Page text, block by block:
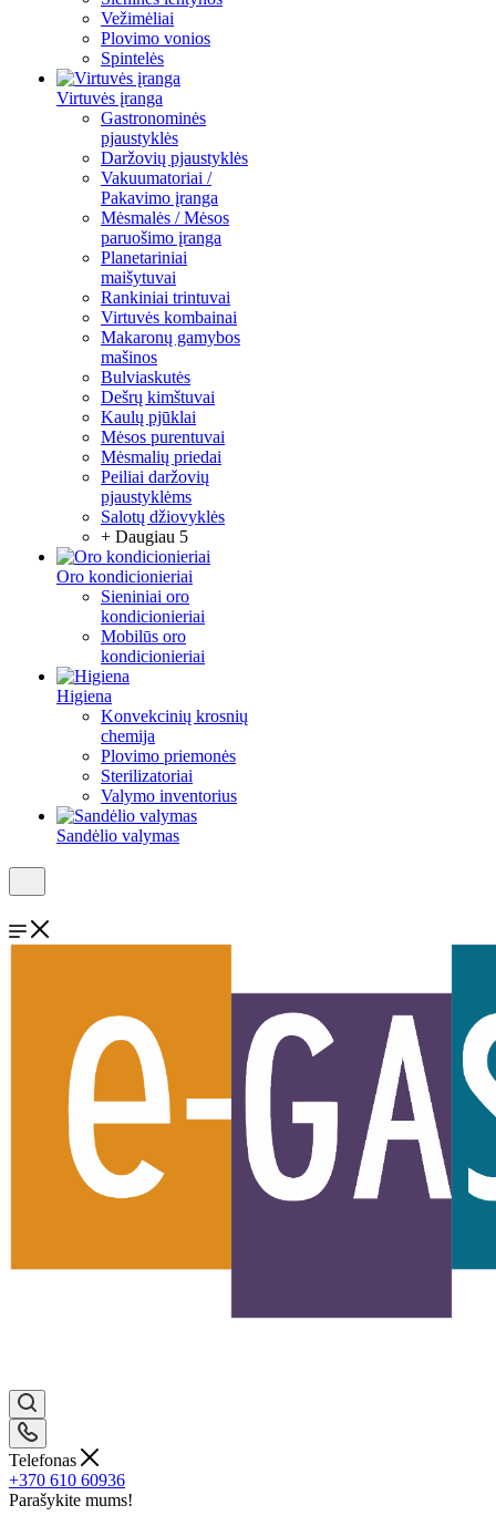
Vežimėliai
Plovimo vonios
Spintelės
Virtuvės įranga
Gastronominės
pjaustyklės
Daržovių pjaustyklės
Vakuumatoriai /
Pakavimo įranga
Mėsmalės / Mėsos
paruošimo įranga
Planetariniai
maišytuvai
Rankiniai trintuvai
Virtuvės kombainai
Makaronų gamybos
mašinos
Bulviaskutės
Dešrų kimštuvai
Kaulų pjūklai
Mėsos purentuvai
Mėsmalių priedai
Peiliai daržovių
pjaustyklėms
Salotų džiovyklės
+ Daugiau 5
Oro kondicionieriai
Sieniniai oro
kondicionieriai
Mobilūs oro
kondicionieriai
Higiena
Konvekcinių krosnių
chemija
Plovimo priemonės
Sterilizatoriai
Valymo inventorius
Sandėlio valymas
Telefonas
+370 610 60936
Parašykite mums!